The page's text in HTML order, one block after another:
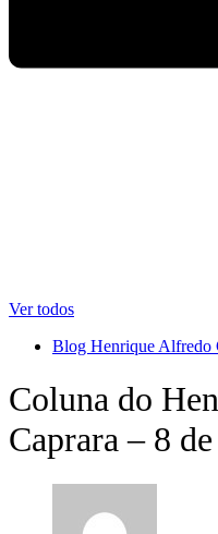
Ver todos
Blog Henrique Alfredo
Coluna do
Caprara – 8